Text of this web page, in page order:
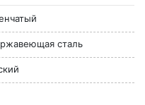
сталь